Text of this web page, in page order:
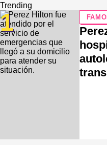
Trending
1